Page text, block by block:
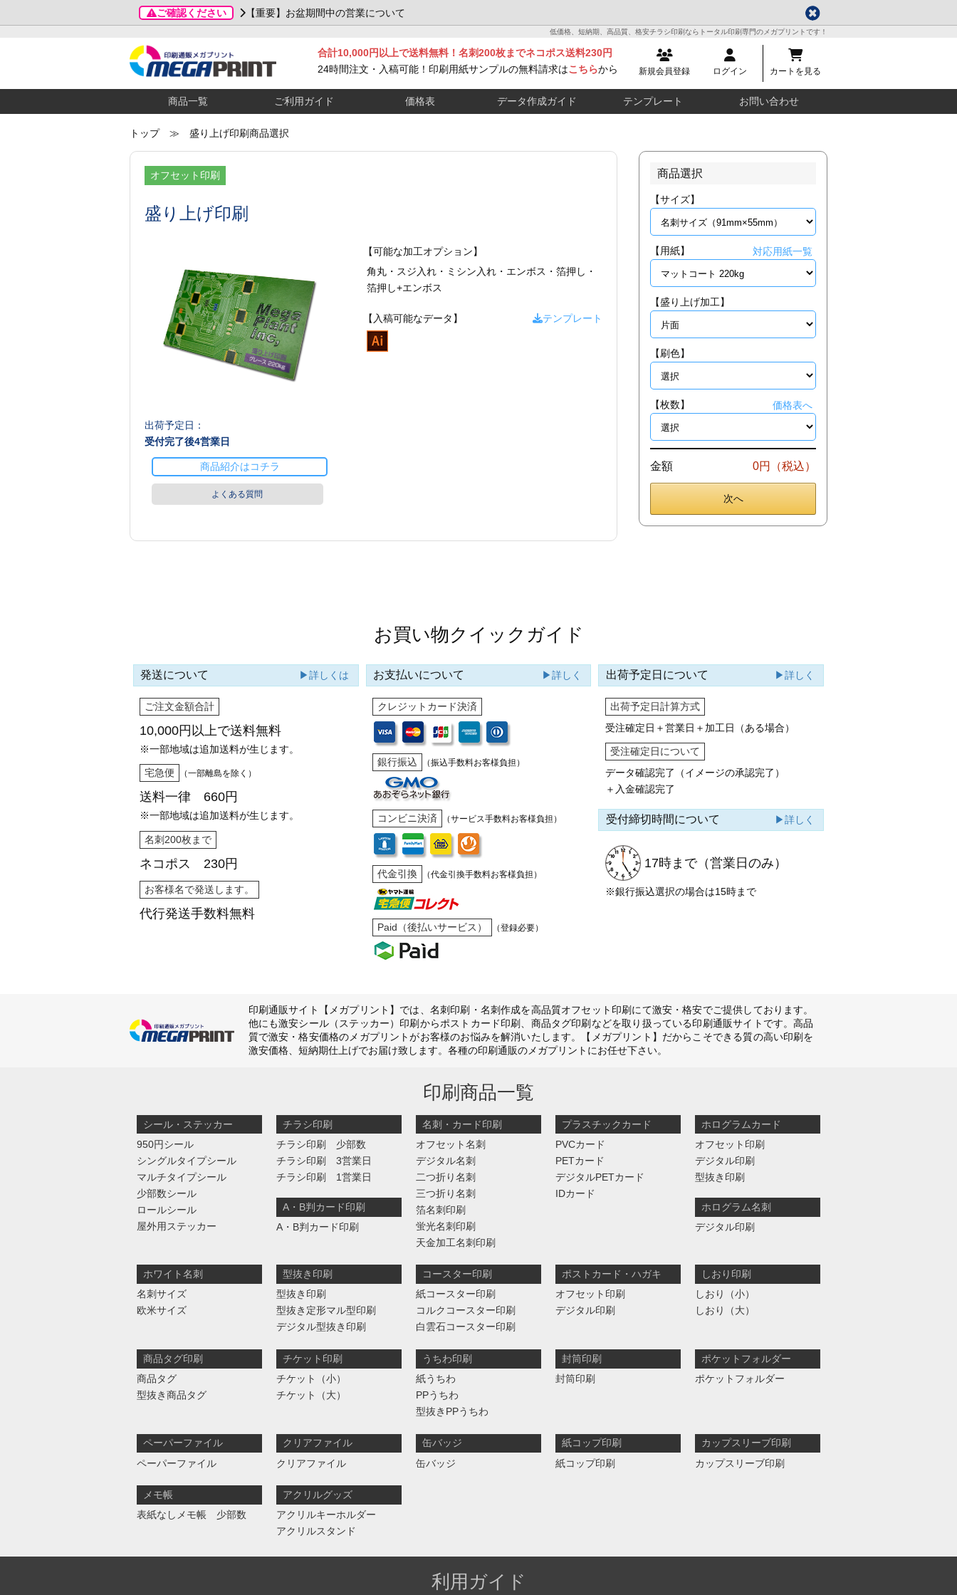
ご確認ください 【重要】お盆期間中の営業について
低価格、短納期、高品質、格安チラシ印刷ならトータル印刷専門のメガプリントです！
新規会員登録 ログイン カートを見る
合計10,000円以上で送料無料！名刺200枚までネコポス送料230円
24時間注文・入稿可能！印刷用紙サンプルの無料請求はこちらから
商品一覧 ご利用ガイド 価格表 データ作成ガイド テンプレート お問い合わせ
トップ≫ 盛り上げ印刷商品選択
オフセット印刷
盛り上げ印刷
出荷予定日：
受付完了後4営業日
商品紹介はコチラ
よくある質問
【可能な加工オプション】
角丸・ スジ入れ・ ミシン入れ・ エンボス・箔押し・
箔押し+エンボス
【入稿可能なデータ】 テンプレート
商品選択
【サイズ】
【用紙】 対応用紙一覧
【盛り上げ加工】
【刷色】
【枚数】 価格表へ
金額 0円（税込）
次へ
お買い物クイックガイド
発送について ▶詳しくは
ご注文金額合計
10,000円以上で送料無料
※一部地域は追加送料が生じます。
宅急便 （一部離島を除く）
送料一律 660円
※一部地域は追加送料が生じます。
名刺200枚まで
ネコポス 230円
お客様名で発送します。
代行発送手数料無料
お支払いについて ▶詳しく
クレジットカード決済
銀行振込 （振込手数料お客様負担）
コンビニ決済 （サービス手数料お客様負担）
代金引換 （代金引換手数料お客様負担）
Paid（後払いサービス） （登録必要）
出荷予定日について ▶詳しく
出荷予定日計算方式
受注確定日＋営業日＋加工日（ある場合）
受注確定日について
データ確認完了（イメージの承認完了）
＋入金確認完了
受付締切時間について ▶詳しく
17時まで（営業日のみ）
※銀行振込選択の場合は15時まで
印刷通販サイト【メガプリント】では、名刺印刷・名刺作成を高品質オフセット印刷にて激安・格安でご提供しております。
他にも激安シール（ステッカー）印刷からポストカード印刷、商品タグ印刷などを取り扱っている印刷通販サイトです。高品
質で激安・格安価格のメガプリントがお客様のお悩みを解消いたします。【メガプリント】だからこそできる質の高い印刷を
激安価格、短納期仕上げでお届け致します。各種の印刷通販のメガプリントにお任せ下さい。
印刷商品一覧
シール・ステッカー
950円シール
シングルタイプシール
マルチタイプシール
少部数シール
ロールシール
屋外用ステッカー
チラシ印刷
チラシ印刷 少部数
チラシ印刷 3営業日
チラシ印刷 1営業日
A・B判カード印刷
A・B判カード印刷
名刺・カード印刷
オフセット名刺
デジタル名刺
二つ折り名刺
三つ折り名刺
箔名刺印刷
蛍光名刺印刷
天金加工名刺印刷
プラスチックカード
PVCカード
PETカード
デジタルPETカード
IDカード
ホログラムカード
オフセット印刷
デジタル印刷
型抜き印刷
ホログラム名刺
デジタル印刷
ホワイト名刺
名刺サイズ
欧米サイズ
型抜き印刷
型抜き印刷
型抜き定形マル型印刷
デジタル型抜き印刷
コースター印刷
紙コースター印刷
コルクコースター印刷
白雲石コースター印刷
ポストカード・ハガキ
オフセット印刷
デジタル印刷
しおり印刷
しおり（小）
しおり（大）
商品タグ印刷
商品タグ
型抜き商品タグ
チケット印刷
チケット（小）
チケット（大）
うちわ印刷
紙うちわ
PPうちわ
型抜きPPうちわ
封筒印刷
封筒印刷
ポケットフォルダー
ポケットフォルダー
ペーパーファイル
ペーパーファイル
クリアファイル
クリアファイル
缶バッジ
缶バッジ
紙コップ印刷
紙コップ印刷
カップスリーブ印刷
カップスリーブ印刷
メモ帳
表紙なしメモ帳 少部数
アクリルグッズ
アクリルキーホルダー
アクリルスタンド
利用ガイド